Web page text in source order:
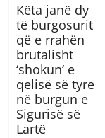
Këta janë dy
të burgosurit
që e rrahën
brutalisht
‘shokun’ e
qelisë së tyre
në burgun e
Sigurisë së
Lartë